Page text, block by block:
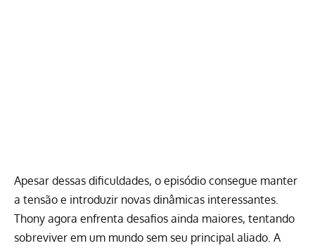
Apesar dessas dificuldades, o episódio consegue manter
a tensão e introduzir novas dinâmicas interessantes.
Thony agora enfrenta desafios ainda maiores, tentando
sobreviver em um mundo sem seu principal aliado. A